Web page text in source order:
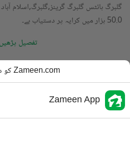
50.0 ہزار میں کرایہ پر دستیاب ہے۔
تفصیل پڑھیں
فلیٹ
قیمت
50 ہزار
باتھ
رقبہ
2.4 مرلہ
کرایہ
Zameen.com کو دیکھیں...
Zameen App